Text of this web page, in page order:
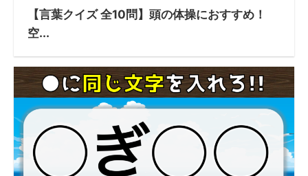
【言葉クイズ 全10問】頭の体操におすすめ！
空...